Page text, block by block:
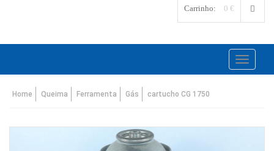
Carrinho: 0 €
Toggle
Home Queima Ferramenta Gás cartucho CG 1750